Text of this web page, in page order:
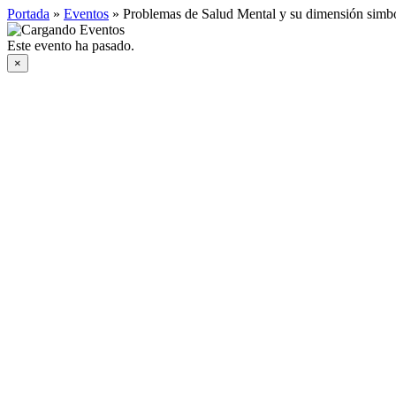
Portada » Eventos » Problemas de Salud Mental y su dimensión
Este evento ha pasado.
×